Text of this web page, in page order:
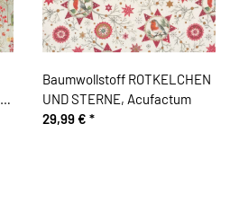
Baumwollstoff ROTKELCHEN
UND STERNE, Acufactum
29,99 € *